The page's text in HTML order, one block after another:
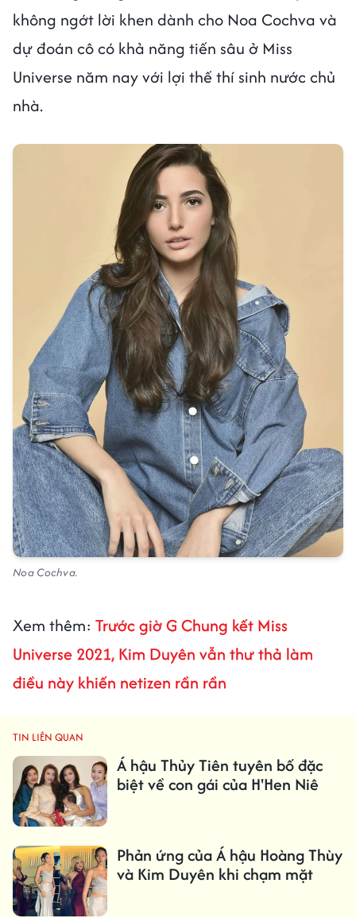
không ngớt lời khen dành cho Noa Cochva và
dự đoán cô có khả năng tiến sâu ở Miss
Universe năm nay với lợi thế thí sinh nước chủ
nhà.
Noa Cochva.
Xem thêm: Trước giờ G Chung kết Miss
Universe 2021, Kim Duyên vẫn thư thả làm
điều này khiến netizen rần rần
TIN LIÊN QUAN
Á hậu Thủy Tiên tuyên bố đặc
biệt về con gái của H'Hen Niê
Phản ứng của Á hậu Hoàng Thùy
và Kim Duyên khi chạm mặt